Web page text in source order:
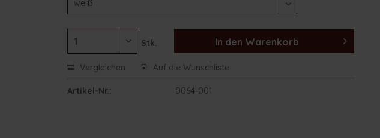
Stk. In den Warenkorb
Vergleichen Auf die Wunschliste
Artikel-Nr.: 0064-001